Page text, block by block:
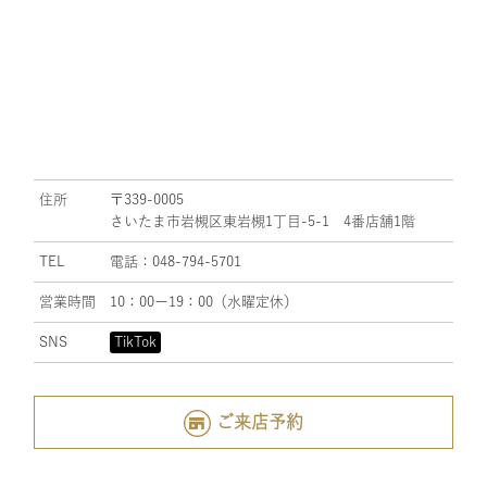
住所
〒339-0005
さいたま市岩槻区東岩槻1丁目-5-1 4番店舗1階
TEL 電話：048-794-5701
営業時間 10：00ー19：00（水曜定休）
SNS TikTok
ご来店予約